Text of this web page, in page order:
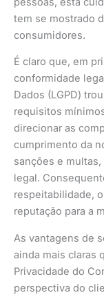
tem se mostrado
consumidores.
É claro que, em
conformidade
Dados (LGPD)
requisitos
direcionar as
cumprimento da
sanções e
legal.
respeitabilidade,
reputação para a
As vantagens de
ainda mais claras
Privacidade do
perspectiva do